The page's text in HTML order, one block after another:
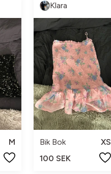
M
Klara
Bik Bok
XS
100 SEK